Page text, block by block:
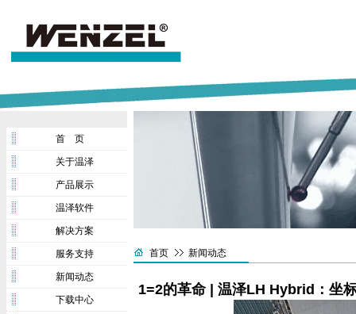
首 页
关于温泽
产品展示
温泽软件
解决方案
服务支持
新闻动态
下载中心
首页 新闻动态
1=2的革命 | 温泽LH Hybrid：坐